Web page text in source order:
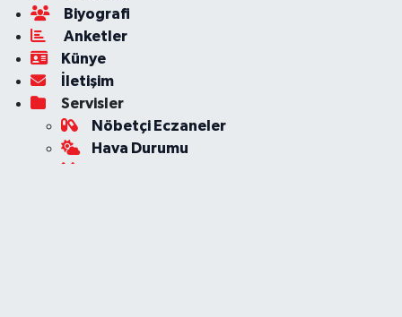
Biyografi
Anketler
Künye
İletişim
Servisler
Nöbetçi Eczaneler
Hava Durumu